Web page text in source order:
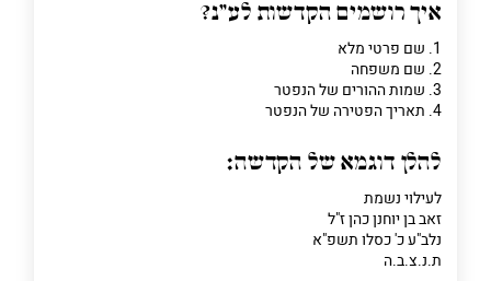
פרט על מה מדובר
איך רושמים הקדשות לע"נ?
1. שם פרטי מלא
2. שם משפחה
3. שמות ההורים של הנפטר
4. תאריך הפטירה של הנפטר
להלן דוגמא של הקדשה:
לעילוי נשמת
זאב בן יוחנן כהן ז"ל
נלב"ע כ' כסלו תשפ"א
ת.נ.צ.ב.ה